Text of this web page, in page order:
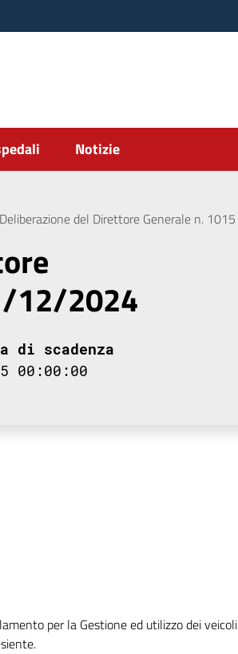
Notizie
Deliberazione del Direttore Generale n.
12/2024
di scadenza
00:00:00
per la Gestione ed utilizzo dei